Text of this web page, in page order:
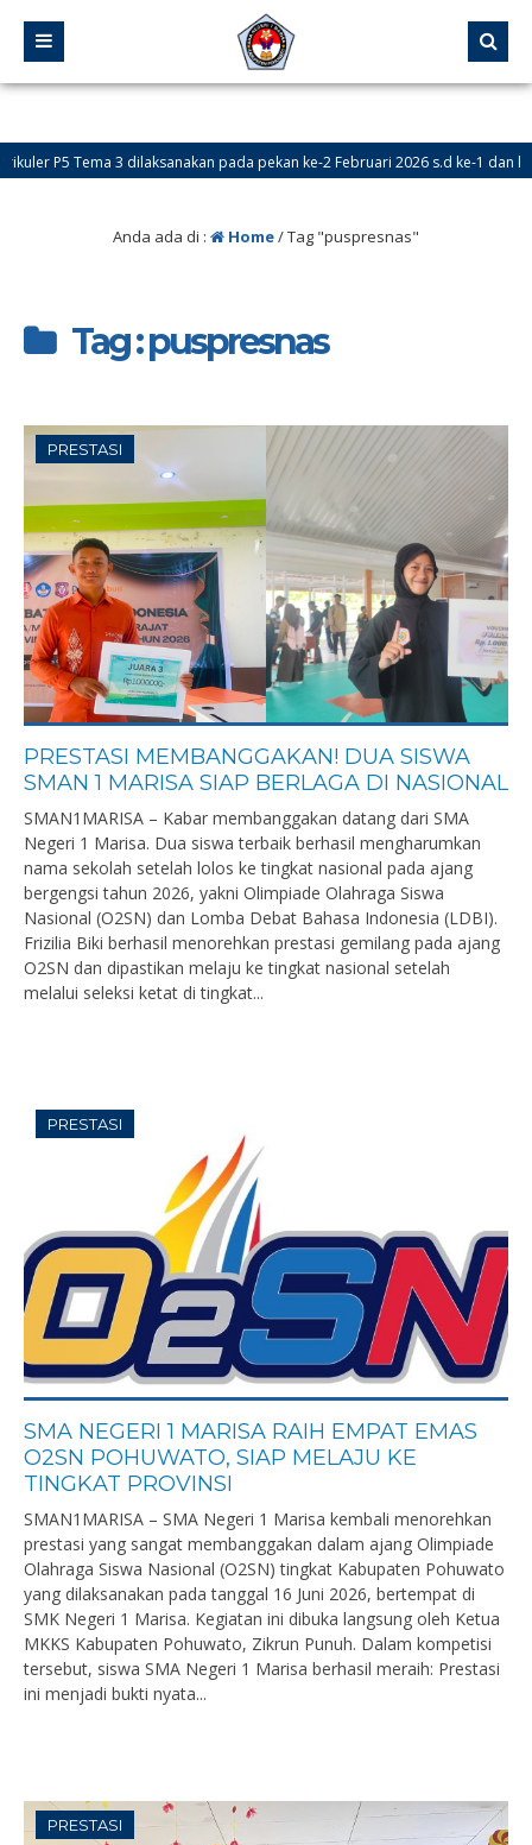
Tema 3 dilaksanakan pada pekan ke-2 Februari 2026 s.d ke-1 dan ke-2 Maret
Anda ada di : Home/Tag "puspresnas"
Tag : puspresnas
PRESTASI
PRESTASI MEMBANGGAKAN! DUA SISWA
SMAN 1 MARISA SIAP BERLAGA DI NASIONAL
SMAN1MARISA – Kabar membanggakan datang dari SMA
Negeri 1 Marisa. Dua siswa terbaik berhasil mengharumkan
nama sekolah setelah lolos ke tingkat nasional pada ajang
bergengsi tahun 2026, yakni Olimpiade Olahraga Siswa
Nasional (O2SN) dan Lomba Debat Bahasa Indonesia (LDBI).
Frizilia Biki berhasil menorehkan prestasi gemilang pada ajang
O2SN dan dipastikan melaju ke tingkat nasional setelah
melalui seleksi ketat di tingkat...
PRESTASI
SMA NEGERI 1 MARISA RAIH EMPAT EMAS
O2SN POHUWATO, SIAP MELAJU KE
TINGKAT PROVINSI
SMAN1MARISA – SMA Negeri 1 Marisa kembali menorehkan
prestasi yang sangat membanggakan dalam ajang Olimpiade
Olahraga Siswa Nasional (O2SN) tingkat Kabupaten Pohuwato
yang dilaksanakan pada tanggal 16 Juni 2026, bertempat di
SMK Negeri 1 Marisa. Kegiatan ini dibuka langsung oleh Ketua
MKKS Kabupaten Pohuwato, Zikrun Punuh. Dalam kompetisi
tersebut, siswa SMA Negeri 1 Marisa berhasil meraih: Prestasi
ini menjadi bukti nyata...
PRESTASI